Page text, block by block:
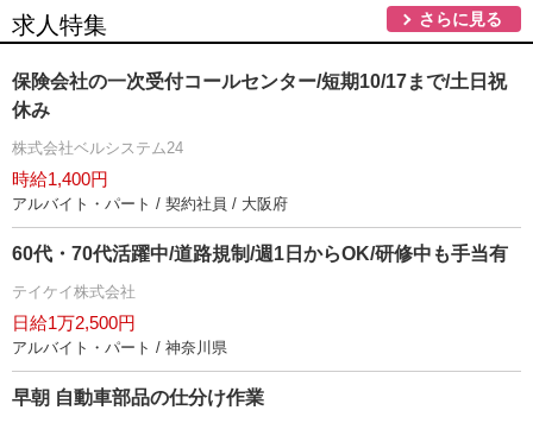
求人特集 さらに見る
保険会社の一次受付コールセンター/短期10/17まで/土日祝
休み
株式会社ベルシステム24
時給1,400円
アルバイト・パート / 契約社員 / 大阪府
60代・70代活躍中/道路規制/週1日からOK/研修中も手当有
テイケイ株式会社
日給1万2,500円
アルバイト・パート / 神奈川県
早朝 自動車部品の仕分け作業